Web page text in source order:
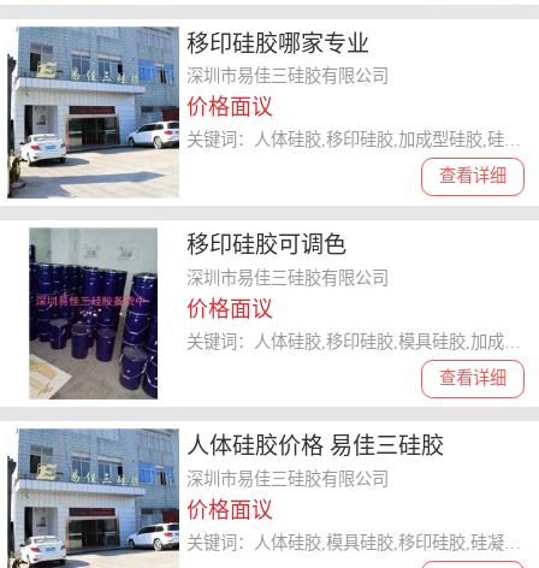
移印硅胶哪家专业
深圳市易佳三硅胶有限公司
价格面议
查看详细
关键词：人体硅胶,移印硅胶,加成型硅胶,硅凝胶,模具硅胶
移印硅胶可调色
深圳市易佳三硅胶有限公司
价格面议
查看详细
人体硅胶价格 易佳三硅胶
深圳市易佳三硅胶有限公司
价格面议